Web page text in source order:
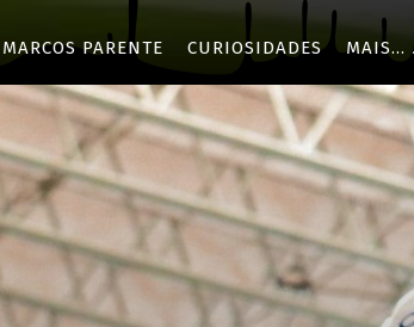
MARCOS PARENTE CURIOSIDADES MAIS...